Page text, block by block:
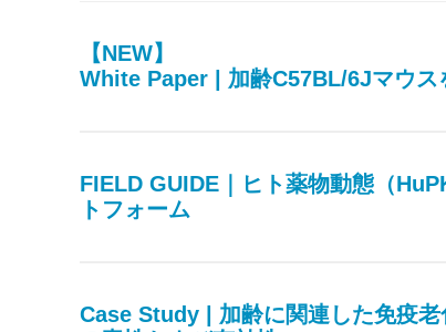
【NEW】
White Paper | 加齢C57BL/6Jマウ
FIELD GUIDE｜ヒト薬物動態（
トフォーム
Case Study | 加齢に関連した免疫